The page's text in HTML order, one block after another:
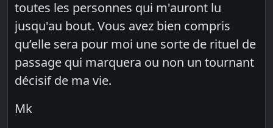
toutes les personnes qui m'auront lu
jusqu'au bout. Vous avez bien compris
qu’elle sera pour moi une sorte de rituel de
passage qui marquera ou non un tournant
décisif de ma vie.
Mk